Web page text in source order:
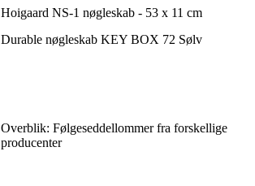
Hoigaard NS-1 nøgleskab - 53 x 11 cm
Durable nøgleskab KEY BOX 72 Sølv
Overblik: Følgeseddellommer fra forskellige
producenter